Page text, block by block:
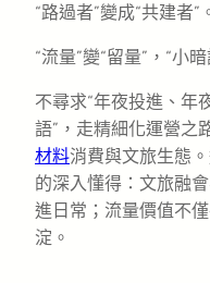
“路過者”變成“共建者”
“流量”變“留量”，“小
不尋求“年夜投進、年
語”，走精細化運營之
材料消費與文旅生態
的深入懂得：文旅融
進日常；流量價值不
淀。